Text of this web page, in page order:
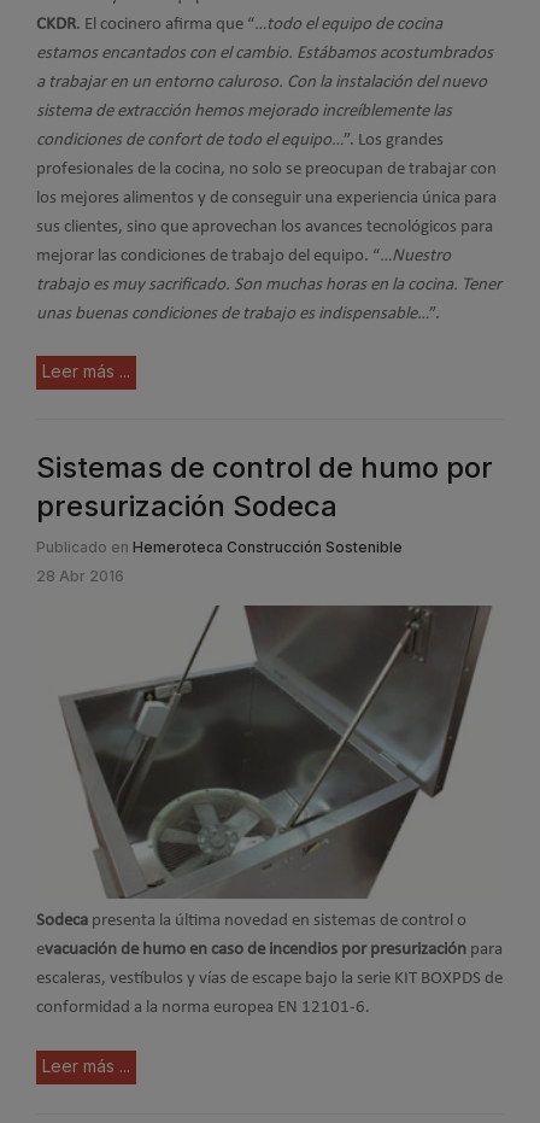
CKDR. El cocinero afirma que “…todo el equipo de cocina
estamos encantados con el cambio. Estábamos acostumbrados
a trabajar en un entorno caluroso. Con la instalación del nuevo
sistema de extracción hemos mejorado increíblemente las
condiciones de confort de todo el equipo…”. Los grandes
profesionales de la cocina, no solo se preocupan de trabajar con
los mejores alimentos y de conseguir una experiencia única para
sus clientes, sino que aprovechan los avances tecnológicos para
mejorar las condiciones de trabajo del equipo. “…Nuestro
trabajo es muy sacrificado. Son muchas horas en la cocina. Tener
unas buenas condiciones de trabajo es indispensable…”.
Leer más ...
Sistemas de control de humo por
presurización Sodeca
Publicado en Hemeroteca Construcción Sostenible
28 Abr 2016
Sodeca presenta la última novedad en sistemas de control o
evacuación de humo en caso de incendios por presurización para
escaleras, vestíbulos y vías de escape bajo la serie KIT BOXPDS de
conformidad a la norma europea EN 12101-6.
Leer más ...